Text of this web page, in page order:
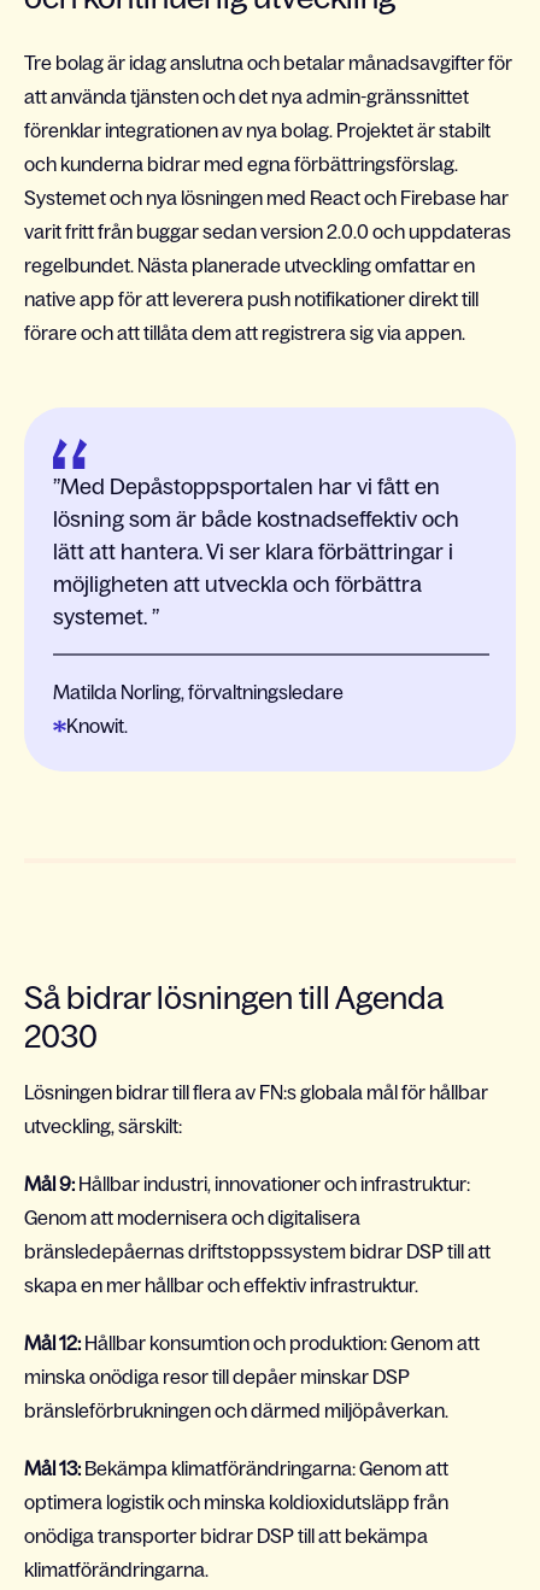
Tre bolag är idag anslutna och betalar månadsavgifter för
att använda tjänsten och det nya admin-gränssnittet
förenklar integrationen av nya bolag. Projektet är stabilt
och kunderna bidrar med egna förbättringsförslag.
Systemet och nya lösningen med React och Firebase har
varit fritt från buggar sedan version 2.0.0 och uppdateras
regelbundet. Nästa planerade utveckling omfattar en
native app för att leverera push notifikationer direkt till
förare och att tillåta dem att registrera sig via appen.
Med Depåstoppsportalen har vi fått en
lösning som är både kostnadseffektiv och
lätt att hantera. Vi ser klara förbättringar i
möjligheten att utveckla och förbättra
systemet.
Matilda Norling, förvaltningsledare
Knowit.
Så bidrar lösningen till Agenda
2030
Lösningen bidrar till flera av FN:s globala mål för hållbar
utveckling, särskilt:
Mål 9: Hållbar industri, innovationer och infrastruktur:
Genom att modernisera och digitalisera
bränsledepåernas driftstoppssystem bidrar DSP till att
skapa en mer hållbar och effektiv infrastruktur.
Mål 12: Hållbar konsumtion och produktion: Genom att
minska onödiga resor till depåer minskar DSP
bränsleförbrukningen och därmed miljöpåverkan.
Mål 13: Bekämpa klimatförändringarna: Genom att
optimera logistik och minska koldioxidutsläpp från
onödiga transporter bidrar DSP till att bekämpa
klimatförändringarna.